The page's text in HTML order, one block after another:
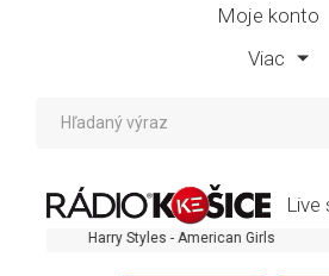
Moje konto
Viac
Live
Harry Styles - American Girls